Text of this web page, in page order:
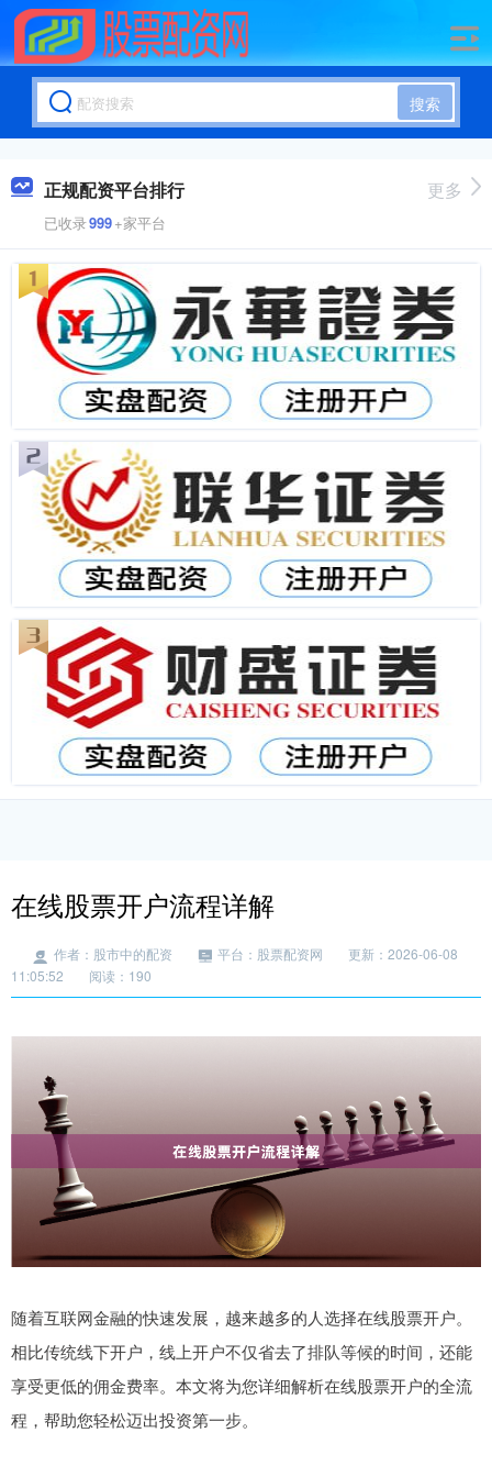
搜索
正规配资平台排行
已收录999+家平台
更多
在线股票开户流程详解
作者：股市中的配资 平台：股票配资网
更新：2026-06-08
11:05:52
阅读：190
随着互联网金融的快速发展，越来越多的人选择在线股票开户。
相比传统线下开户，线上开户不仅省去了排队等候的时间，还能
享受更低的佣金费率。本文将为您详细解析在线股票开户的全流
程，帮助您轻松迈出投资第一步。